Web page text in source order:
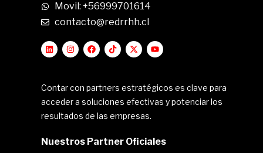
Movil: +56999701614
contacto@redrrhh.cl
Contar con partners estratégicos es clave para
acceder a soluciones efectivas y potenciar los
resultados de las empresas.
Nuestros Partner Oficiales